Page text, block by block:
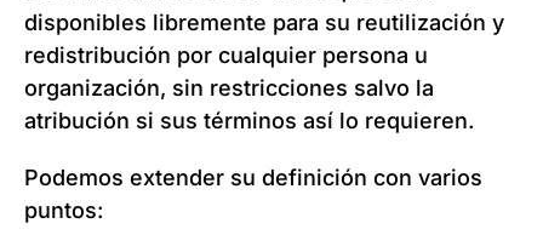
disponibles libremente para su reutilización y
redistribución por cualquier persona u
organización, sin restricciones salvo la
atribución si sus términos así lo requieren.
Podemos extender su definición con varios
puntos: